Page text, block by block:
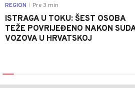
REGION Pre 3 min
ISTRAGA U TOKU: ŠEST OSOBA
TEŽE POVRIJEĐENO NAKON
VOZOVA U HRVATSKOJ